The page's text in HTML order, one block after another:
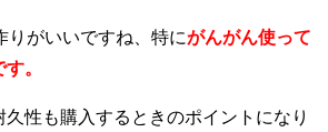
りがいいですね、特にがんがん使って
。
性も購入するときのポイントになり